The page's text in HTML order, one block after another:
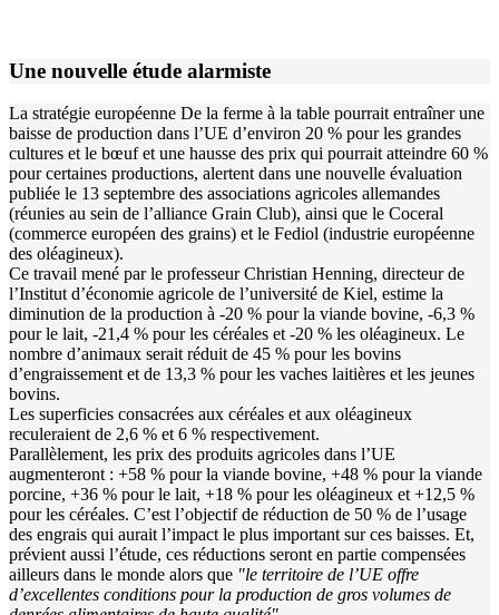
Une nouvelle étude alarmiste
La stratégie européenne De la ferme à la table pourrait entraîner une
baisse de production dans l’UE d’environ 20 % pour les grandes
cultures et le bœuf et une hausse des prix qui pourrait atteindre 60 %
pour certaines productions, alertent dans une nouvelle évaluation
publiée le 13 septembre des associations agricoles allemandes
(réunies au sein de l’alliance Grain Club), ainsi que le Coceral
(commerce européen des grains) et le Fediol (industrie européenne
des oléagineux).
Ce travail mené par le professeur Christian Henning, directeur de
l’Institut d’économie agricole de l’université de Kiel, estime la
diminution de la production à -20 % pour la viande bovine, -6,3 %
pour le lait, -21,4 % pour les céréales et -20 % les oléagineux. Le
nombre d’animaux serait réduit de 45 % pour les bovins
d’engraissement et de 13,3 % pour les vaches laitières et les jeunes
bovins.
Les superficies consacrées aux céréales et aux oléagineux
reculeraient de 2,6 % et 6 % respectivement.
Parallèlement, les prix des produits agricoles dans l’UE
augmenteront : +58 % pour la viande bovine, +48 % pour la viande
porcine, +36 % pour le lait, +18 % pour les oléagineux et +12,5 %
pour les céréales. C’est l’objectif de réduction de 50 % de l’usage
des engrais qui aurait l’impact le plus important sur ces baisses. Et,
prévient aussi l’étude, ces réductions seront en partie compensées
ailleurs dans le monde alors que "le territoire de l’UE offre
d’excellentes conditions pour la production de gros volumes de